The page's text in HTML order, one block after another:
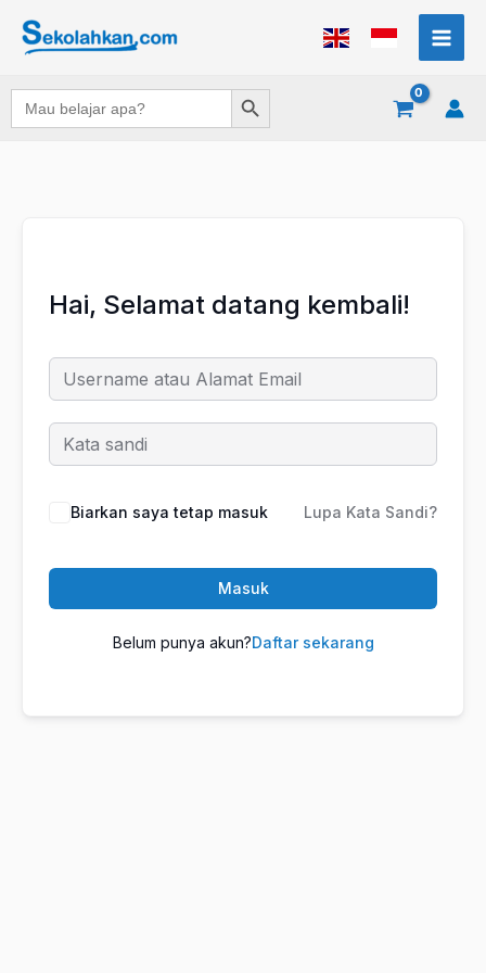
Search
for:
Search Button
Hai, Selamat datang kembali!
Biarkan saya tetap masuk Lupa Kata Sandi?
Masuk
Belum punya akun?Daftar sekarang